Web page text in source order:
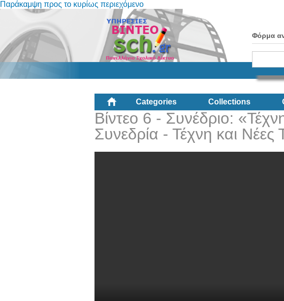
Παράκαμψη προς το κυρίως περιεχόμενο
Φόρμα
Categories Collections
Βίντεο 6 - Συνέδριο:
Συνεδρία - Τέχνη και Νέες